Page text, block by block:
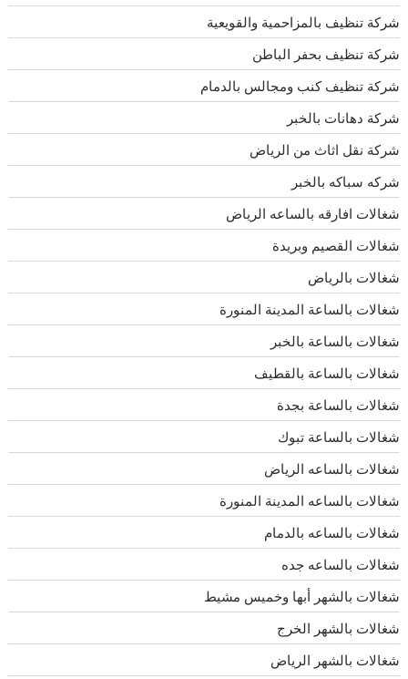
شركة تنظيف بالمزاحمية والقويعية
شركة تنظيف بحفر الباطن
شركة تنظيف كنب ومجالس بالدمام
شركة دهانات بالخبر
شركة نقل اثاث من الرياض
شركه سباكه بالخبر
شغالات افارقه بالساعه الرياض
شغالات القصيم وبريدة
شغالات بالرياض
شغالات بالساعة المدينة المنورة
شغالات بالساعة بالخبر
شغالات بالساعة بالقطيف
شغالات بالساعة بجدة
شغالات بالساعة تبوك
شغالات بالساعه الرياض
شغالات بالساعه المدينة المنورة
شغالات بالساعه بالدمام
شغالات بالساعه جده
شغالات بالشهر أبها وخميس مشيط
شغالات بالشهر الخرج
شغالات بالشهر الرياض